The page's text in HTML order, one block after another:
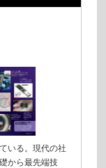
いる。現代の社
から最先端技